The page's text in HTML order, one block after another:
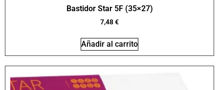
Bastidor Star 5F (35×27)
7,48€
Añadir al carrito